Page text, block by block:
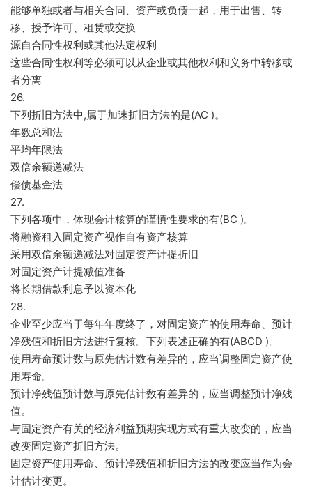
能够单独或者与相关合同、资产或负债一起，用于出售、转
移、授予许可、租赁或交换
源自合同性权利或其他法定权利
这些合同性权利等必须可以从企业或其他权利和义务中转移或
者分离
26.
下列折旧方法中,属于加速折旧方法的是(AC )。
年数总和法
平均年限法
双倍余额递减法
偿债基金法
27.
下列各项中，体现会计核算的谨慎性要求的有(BC )。
将融资租入固定资产视作自有资产核算
采用双倍余额递减法对固定资产计提折旧
对固定资产计提减值准备
将长期借款利息予以资本化
28.
企业至少应当于每年年度终了，对固定资产的使用寿命、预计
净残值和折旧方法进行复核。下列表述正确的有(ABCD )。
使用寿命预计数与原先估计数有差异的，应当调整固定资产使
用寿命。
预计净残值预计数与原先估计数有差异的，应当调整预计净残
值。
与固定资产有关的经济利益预期实现方式有重大改变的，应当
改变固定资产折旧方法。
固定资产使用寿命、预计净残值和折旧方法的改变应当作为会
计估计变更。